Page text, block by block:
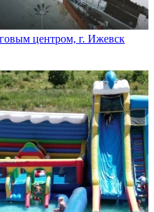
центром, г. Ижевск